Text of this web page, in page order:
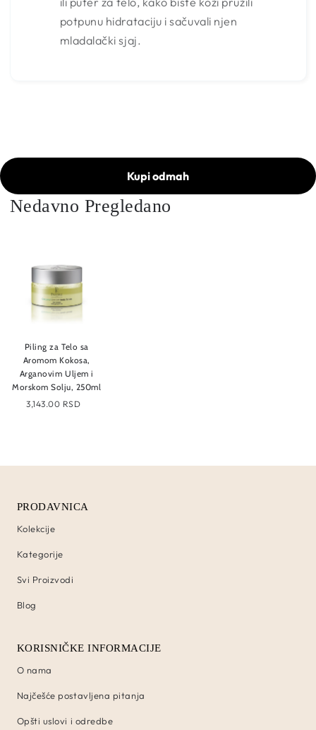
potpunu hidrataciju i sačuvali njen
mladalački sjaj.
Kupi odmah
Nedavno Pregledano
Piling za Telo sa
Aromom Kokosa,
Arganovim Uljem i
Morskom Solju, 250ml
3,143.00 RSD
PRODAVNICA
Kolekcije
Kategorije
Svi Proizvodi
Blog
KORISNIČKE INFORMACIJE
O nama
Najčešće postavljena pitanja
Opšti uslovi i odredbe